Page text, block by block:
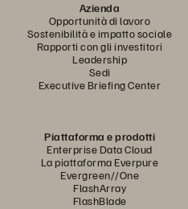
Azienda
Opportunità di lavoro
Sostenibilità e impatto sociale
Rapporti con gli investitori
Leadership
Sedi
Executive Briefing Center
Piattaforma e prodotti
Enterprise Data Cloud
La piattaforma Everpure
Evergreen//One
FlashArray
FlashBlade